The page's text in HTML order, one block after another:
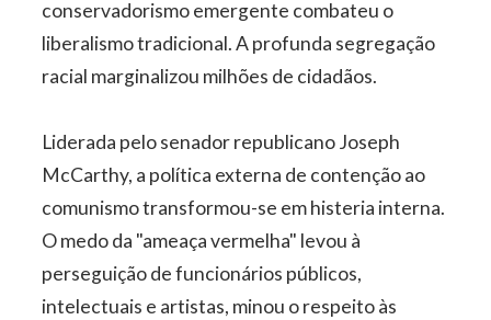
conservadorismo emergente combateu o
liberalismo tradicional. A profunda segregação
racial marginalizou milhões de cidadãos.
Liderada pelo senador republicano Joseph
McCarthy, a política externa de contenção ao
comunismo transformou-se em histeria interna.
O medo da "ameaça vermelha" levou à
perseguição de funcionários públicos,
intelectuais e artistas, minou o respeito às